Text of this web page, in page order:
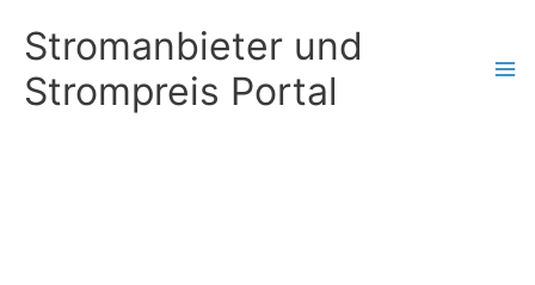
Inhalt
springen
Stromanbieter und
Strompreis Portal